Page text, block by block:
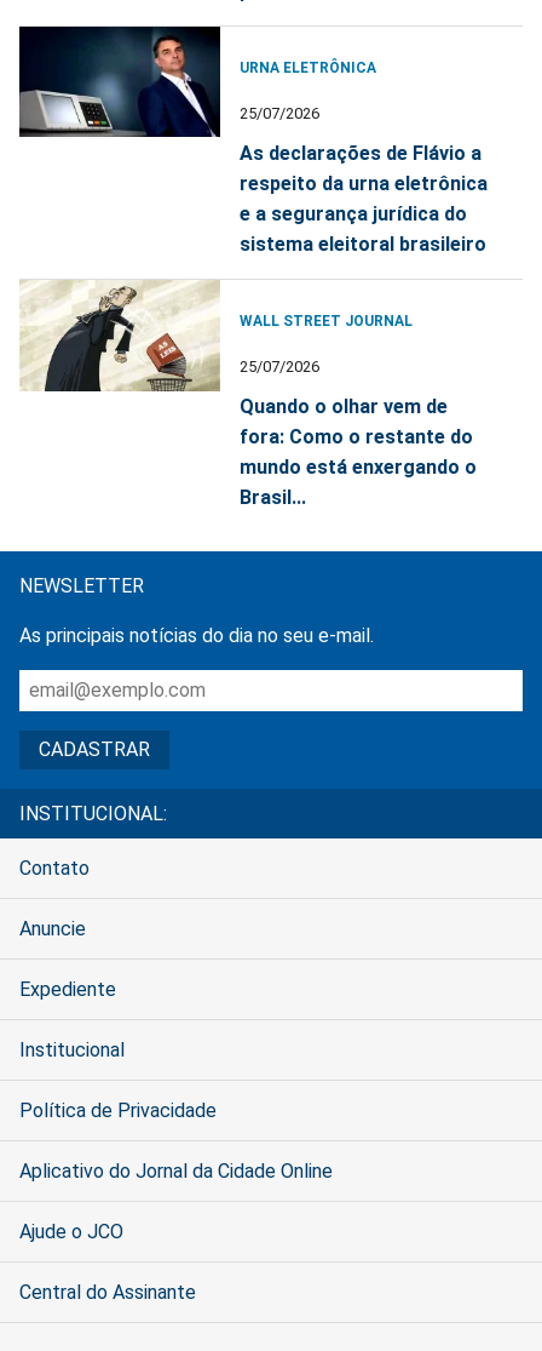
URNA ELETRÔNICA
25/07/2026
As declarações de Flávio a
respeito da urna eletrônica
e a segurança jurídica do
sistema eleitoral brasileiro
WALL STREET JOURNAL
25/07/2026
Quando o olhar vem de
fora: Como o restante do
mundo está enxergando o
Brasil...
NEWSLETTER
As principais notícias do dia no seu e-mail.
INSTITUCIONAL:
Contato
Anuncie
Expediente
Institucional
Política de Privacidade
Aplicativo do Jornal da Cidade Online
Ajude o JCO
Central do Assinante